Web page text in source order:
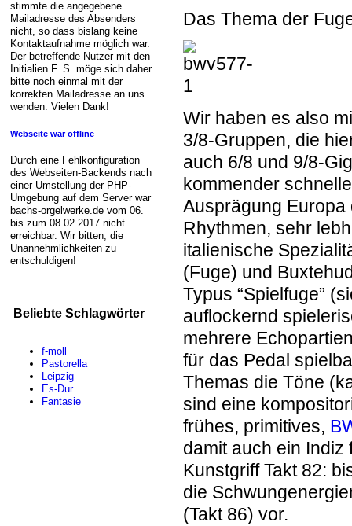
stimmte die angegebene
Mailadresse des Absenders
nicht, so dass bislang keine
Kontaktaufnahme möglich war.
Der betreffende Nutzer mit den
Initialien F. S. möge sich daher
bitte noch einmal mit der
korrekten Mailadresse an uns
wenden. Vielen Dank!
Webseite war offline
Durch eine Fehlkonfiguration
des Webseiten-Backends nach
einer Umstellung der PHP-
Umgebung auf dem Server war
bachs-orgelwerke.de vom 06.
bis zum 08.02.2017 nicht
erreichbar. Wir bitten, die
Unannehmlichkeiten zu
entschuldigen!
Beliebte Schlagwörter
f-moll
Pastorella
Leipzig
Es-Dur
Fantasie
Das Thema der
Wir haben es also
3/8-Gruppen, die
auch 6/8 und 9/8-
kommender
Ausprägung Europa
Rhythmen, sehr
italienische
(Fuge) und
Typus “Spielfuge”
auflockernd
mehrere
für das Pedal
Themas die Töne
sind eine
frühes, primitives,
damit auch ein
Kunstgriff Takt 82:
die
(Takt 86) vor.